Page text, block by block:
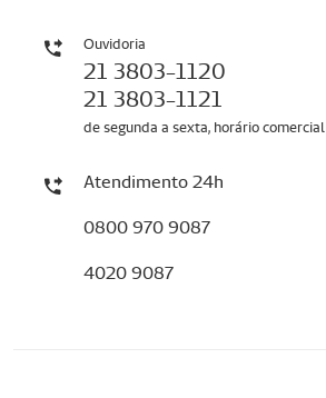
Ouvidoria
21 3803-1120
21 3803-1121
de segunda a sexta, horário comercial
Atendimento 24h
0800 970 9087
4020 9087